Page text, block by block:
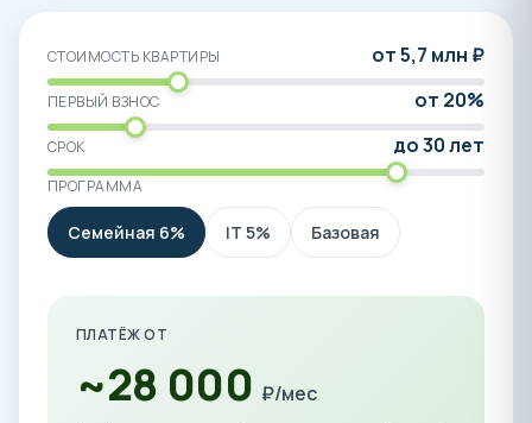
СТОИМОСТЬ КВАРТИРЫ от 5,7 млн ₽
ПЕРВЫЙ ВЗНОС от 20%
СРОК до 30 лет
ПРОГРАММА
Семейная 6% IT 5% Базовая
ПЛАТЁЖ ОТ
~28 000 ₽/мес